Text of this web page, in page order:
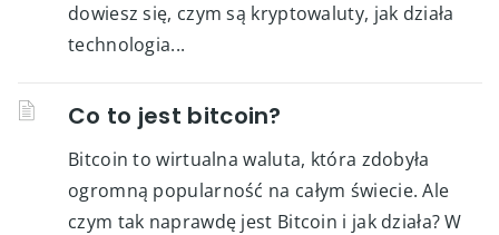
dowiesz się, czym są kryptowaluty, jak działa
technologia...
Co to jest bitcoin?
Bitcoin to wirtualna waluta, która zdobyła
ogromną popularność na całym świecie. Ale
czym tak naprawdę jest Bitcoin i jak działa? W